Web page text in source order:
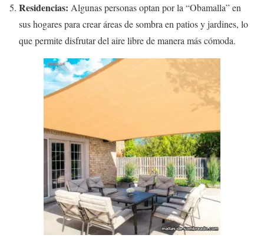
Residencias: Algunas personas optan por la “Obamalla” en
sus hogares para crear áreas de sombra en patios y jardines, lo
que permite disfrutar del aire libre de manera más cómoda.